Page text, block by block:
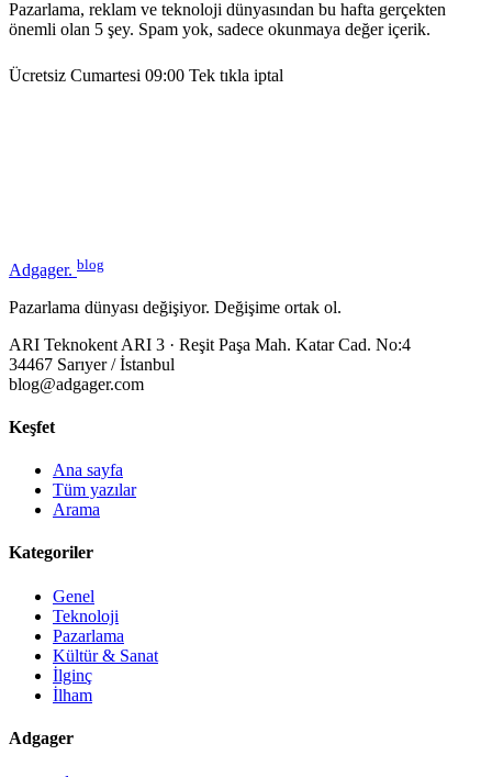
Pazarlama, reklam ve teknoloji dünyasından bu hafta gerçekten
önemli olan 5 şey. Spam yok, sadece okunmaya değer içerik.
Ücretsiz Cumartesi 09:00 Tek tıkla iptal
Adgager. blog
Pazarlama dünyası değişiyor. Değişime ortak ol.
ARI Teknokent ARI 3 · Reşit Paşa Mah. Katar Cad. No:4
34467 Sarıyer / İstanbul
blog@adgager.com
Keşfet
Ana sayfa
Tüm yazılar
Arama
Kategoriler
Genel
Teknoloji
Pazarlama
Kültür & Sanat
İlginç
İlham
Adgager